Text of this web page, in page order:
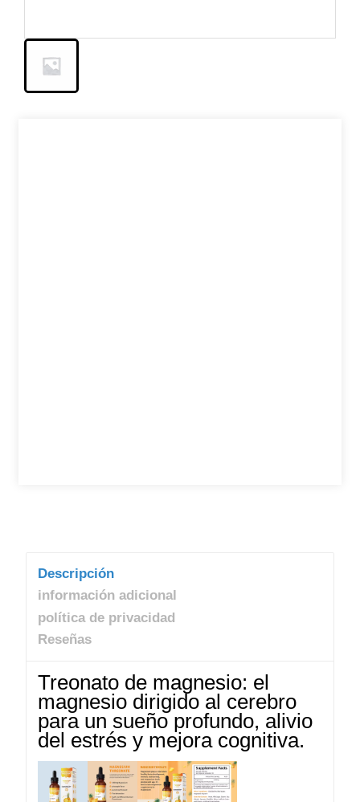
Descripción
información adicional
política de privacidad
Reseñas
Treonato de magnesio: el
magnesio dirigido al cerebro
para un sueño profundo, alivio
del estrés y mejora cognitiva.